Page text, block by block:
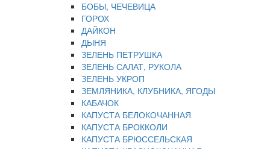
БОБЫ, ЧЕЧЕВИЦА
ГОРОХ
ДАЙКОН
ДЫНЯ
ЗЕЛЕНЬ ПЕТРУШКА
ЗЕЛЕНЬ САЛАТ, РУКОЛА
ЗЕЛЕНЬ УКРОП
ЗЕМЛЯНИКА, КЛУБНИКА, ЯГОДЫ
КАБАЧОК
КАПУСТА БЕЛОКОЧАННАЯ
КАПУСТА БРОККОЛИ
КАПУСТА БРЮССЕЛЬСКАЯ